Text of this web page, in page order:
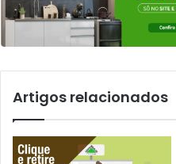
Artigos relacionados